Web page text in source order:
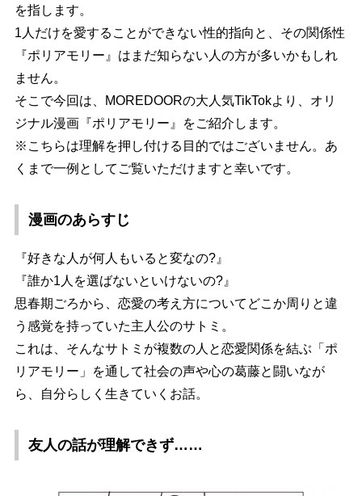
を指します。
1人だけを愛することができない性的指向と、その関係性
『ポリアモリー』はまだ知らない人の方が多いかもしれ
ません。
そこで今回は、MOREDOORの大人気TikTokより、オリ
ジナル漫画『ポリアモリー』をご紹介します。
※こちらは理解を押し付ける目的ではございません。あ
くまで一例としてご覧いただけますと幸いです。
漫画のあらすじ
『好きな人が何人もいると変なの?』
『誰か1人を選ばないといけないの?』
思春期ごろから、恋愛の考え方についてどこか周りと違
う感覚を持っていた主人公のサトミ。
これは、そんなサトミが複数の人と恋愛関係を結ぶ「ポ
リアモリー」を通して社会の声や心の葛藤と闘いなが
ら、自分らしく生きていくお話。
友人の話が理解できず……